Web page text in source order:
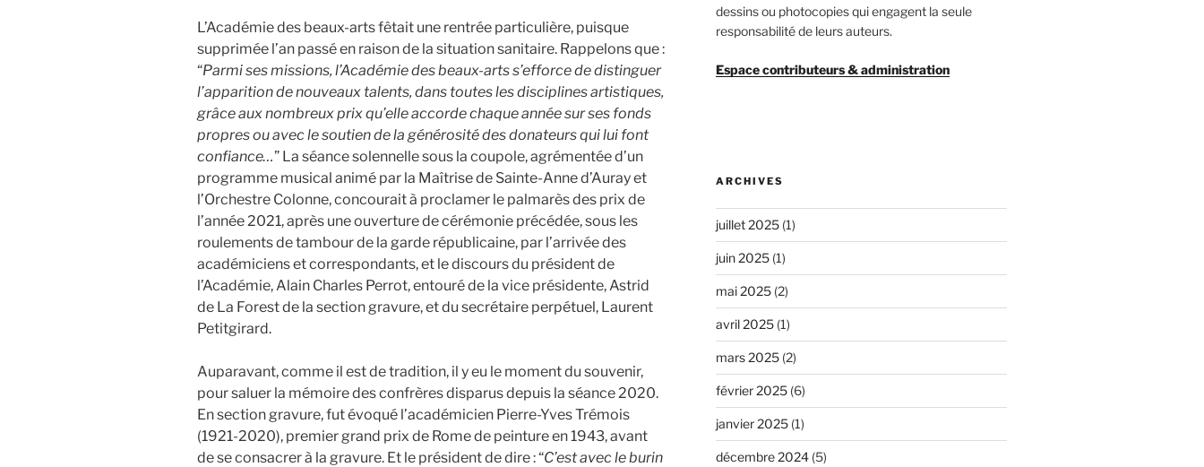
L’Académie des beaux-arts fêtait une rentrée particulière, puisque
supprimée l’an passé en raison de la situation sanitaire. Rappelons que :
“Parmi ses missions, l’Académie des beaux-arts s’efforce de distinguer
l’apparition de nouveaux talents, dans toutes les disciplines artistiques,
grâce aux nombreux prix qu’elle accorde chaque année sur ses fonds
propres ou avec le soutien de la générosité des donateurs qui lui font
confiance…” La séance solennelle sous la coupole, agrémentée d’un
programme musical animé par la Maîtrise de Sainte-Anne d’Auray et
l’Orchestre Colonne, concourait à proclamer le palmarès des prix de
l’année 2021, après une ouverture de cérémonie précédée, sous les
roulements de tambour de la garde républicaine, par l’arrivée des
académiciens et correspondants, et le discours du président de
l’Académie, Alain Charles Perrot, entouré de la vice présidente, Astrid
de La Forest de la section gravure, et du secrétaire perpétuel, Laurent
Petitgirard.
Auparavant, comme il est de tradition, il y eu le moment du souvenir,
pour saluer la mémoire des confrères disparus depuis la séance 2020.
En section gravure, fut évoqué l’académicien Pierre-Yves Trémois
(1921-2020), premier grand prix de Rome de peinture en 1943, avant
de se consacrer à la gravure. Et le président de dire : “C’est avec le burin
dessins ou photocopies qui engagent la seule
responsabilité de leurs auteurs.
Espace contributeurs & administration
ARCHIVES
juillet 2025(1)
juin 2025(1)
mai 2025(2)
avril 2025(1)
mars 2025(2)
février 2025(6)
janvier 2025(1)
décembre 2024(5)